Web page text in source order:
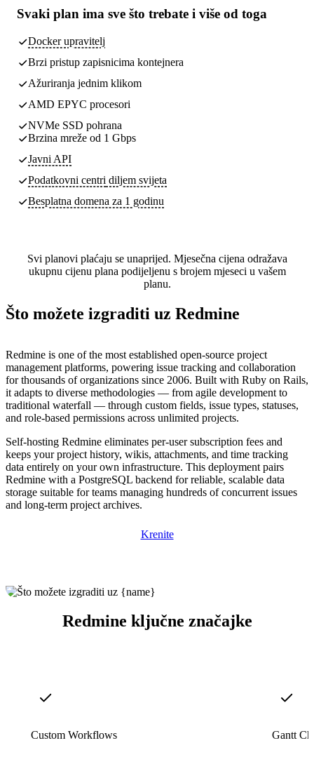
Svaki plan ima sve što trebate i više od toga
Docker upravitelj
Brzi pristup zapisnicima kontejnera
Ažuriranja jednim klikom
AMD EPYC procesori
NVMe SSD pohrana
Brzina mreže od 1 Gbps
Javni API
Podatkovni centri diljem svijeta
Besplatna domena za 1 godinu
Svi planovi plaćaju se unaprijed. Mjesečna cijena odražava
ukupnu cijenu plana podijeljenu s brojem mjeseci u vašem
planu.
Što možete izgraditi uz Redmine
Redmine is one of the most established open-source project
management platforms, powering issue tracking and collaboration
for thousands of organizations since 2006. Built with Ruby on Rails,
it adapts to diverse methodologies — from agile development to
traditional waterfall — through custom fields, issue types, statuses,
and role-based permissions across unlimited projects.
Self-hosting Redmine eliminates per-user subscription fees and
keeps your project history, wikis, attachments, and time tracking
data entirely on your own infrastructure. This deployment pairs
Redmine with a PostgreSQL backend for reliable, scalable data
storage suitable for teams managing hundreds of concurrent issues
and long-term project archives.
Krenite
Redmine ključne značajke
Custom Workflows Gantt